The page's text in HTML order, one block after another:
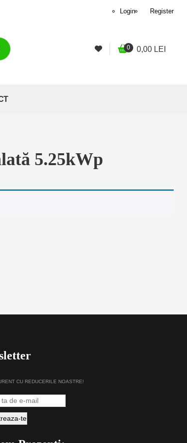
Login Register
0 0,00 LEI
5.25kWp
CU REDUCERILE NOASTRE!